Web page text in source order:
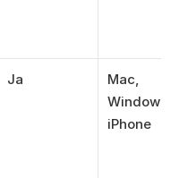
Ja
Mac,
Windows,
iPhone